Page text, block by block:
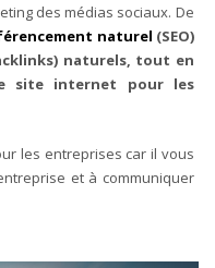
des médias sociaux. De
naturel (SEO)
naturels, tout en
site internet pour les
les entreprises car il vous
et à communiquer